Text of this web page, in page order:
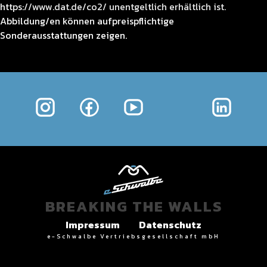
https://www.dat.de/co2/ unentgeltlich erhältlich ist.
Abbildung/en können aufpreispflichtige
Sonderausstattungen zeigen.
BREAKING THE WALLS
Impressum Datenschutz
e-Schwalbe Vertriebsgesellschaft mbH